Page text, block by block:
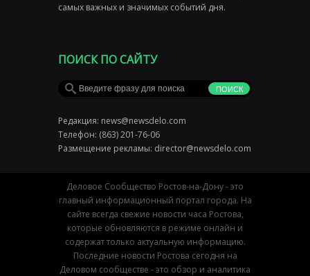
самых важных и значимых событий дня.
ПОИСК ПО САЙТУ
Редакция: news@newsdelo.com
Телефон: (863) 201-76-06
Размещение рекламы: director@newsdelo.com
Деловое Сообщество Ростов-на-Дону - это
главный информационный портал города. На
сайте всегда свежие новости часа Ростова,
которые обновляются в режиме онлайн и
содержат только актуальную информацию.
Последние новости Ростова сегодня на
Деловом сообществе - это обзор и аналитика